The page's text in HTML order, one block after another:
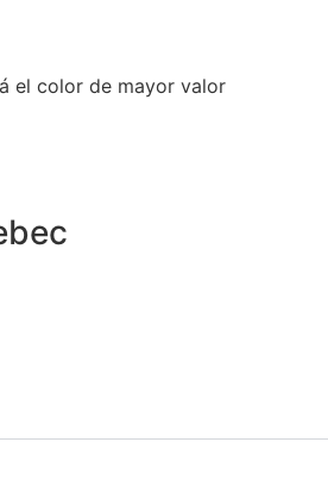
el color de mayor valor